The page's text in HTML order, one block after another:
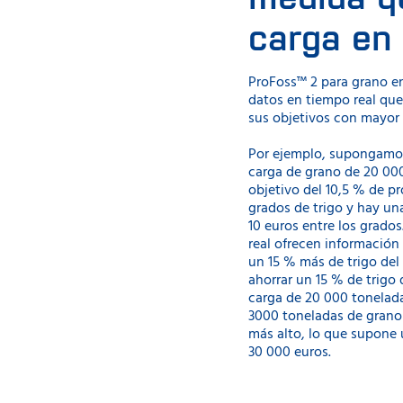
carga
ProFoss™ 2 para grano
datos en tiempo real
sus objetivos con
Por ejemplo,
carga de grano de 20
objetivo del 10,5 % de
grados de trigo y hay
10 euros entre los
real ofrecen
un 15 % más de trigo
ahorrar un 15 % de
carga de 20 000
3000 toneladas de
más alto, lo que supone
30 000 euros.